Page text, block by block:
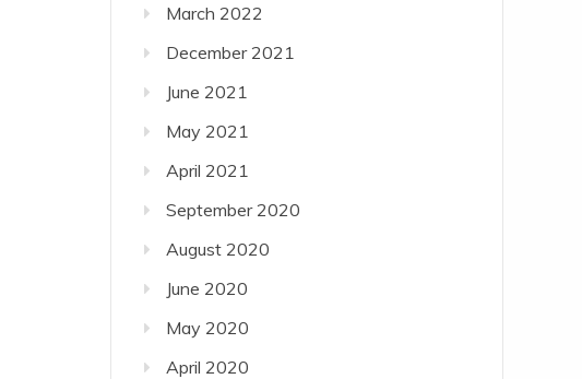
March 2022
December 2021
June 2021
May 2021
April 2021
September 2020
August 2020
June 2020
May 2020
April 2020